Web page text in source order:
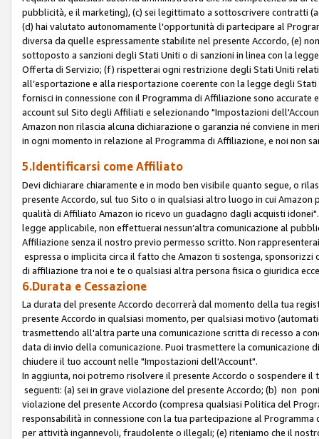
pubblicità, e il marketing), (c) sei legittimato a sottoscrivere contratti
(d) hai valutato autonomamente l'opportunità di partecipare al
diversa da quelle espressamente stabilite nel presente Accordo, (e)
sottoposto a sanzioni degli Stati Uniti o di sanzioni in linea con la
Offerta di Servizio; (f) rispetterai ogni restrizione degli Stati Uniti
all’esportazione e alla riesportazione coerente con la legge degli
fornisci in connessione con il Programma di Affiliazione sono
account sul Sito degli Affiliati e selezionando "Impostazioni
Amazon non rilascia alcuna dichiarazione o garanzia né conviene in
in ogni momento in relazione al Programma di Affiliazione, e noi non
5.Identificarsi come Affiliato
Devi dichiarare chiaramente e in modo ben visibile quanto segue, o
presente Accordo, sul tuo Sito o in qualsiasi altro luogo in cui
qualità di Affiliato Amazon io ricevo un guadagno dagli acquisti
legge applicabile, non effettuerai nessun’altra comunicazione al
Affiliazione senza il nostro previo permesso scritto. Non
espressa o implicita circa il fatto che Amazon ti sostenga,
di affiliazione tra noi e te o qualsiasi altra persona fisica o giuridica
6.Durata e Cessazione
La durata del presente Accordo decorrerà dal momento della tua
presente Accordo in qualsiasi momento, per qualsiasi motivo
trasmettendo all'altra parte una comunicazione scritta di recesso a
data di invio della comunicazione. Puoi trasmettere la
chiudere il tuo account nelle "Impostazioni dell'Account".
In aggiunta, noi potremo risolvere il presente Accordo o sospendere
seguenti: (a) sei in grave violazione del presente Accordo; (b) non
violazione del presente Accordo (compresa qualsiasi Politica del
responsabilità in connessione con la tua partecipazione al
per attività ingannevoli, fraudolente o illegali; (e) riteniamo che il